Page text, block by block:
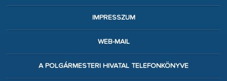
IMPRESSZUM
WEB-MAIL
A POLGÁRMESTERI HIVATAL TELEFONKÖNYVE